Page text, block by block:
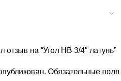
отзыв на “Угол НВ 3/4″ латунь”
Обязательные поля